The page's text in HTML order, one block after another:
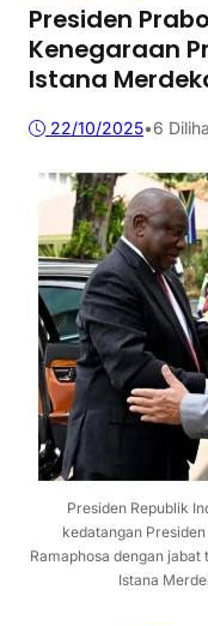
Presiden
Kenegaraan
Istana
22/10/2025•6
Presiden Republik
kedatangan
Ramaphosa dengan
Istana